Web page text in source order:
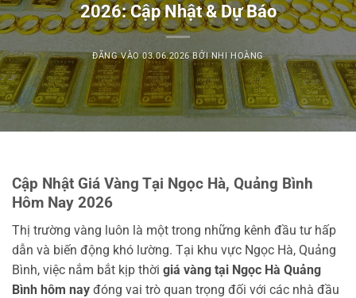
2026: Cập Nhật & Dự Báo
ĐĂNG VÀO03.06.2026 BỞINHI HOÀNG
Cập Nhật Giá Vàng Tại Ngọc Hà, Quảng Bình
Hôm Nay 2026
Thị trường vàng luôn là một trong những kênh đầu tư hấp
dẫn và biến động khó lường. Tại khu vực Ngọc Hà, Quảng
Bình, việc nắm bắt kịp thời giá vàng tại Ngọc Hà Quảng
Bình hôm nay đóng vai trò quan trọng đối với các nhà đầu